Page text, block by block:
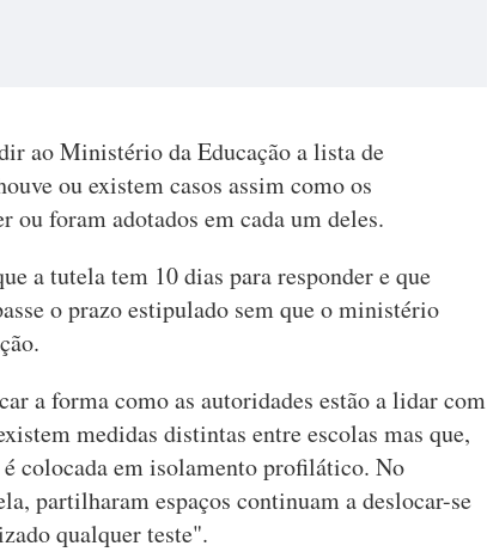
ao Ministério da Educação a lista de
ou existem casos assim como os
ou foram adotados em cada um deles.
a tutela tem 10 dias para responder e que
o prazo estipulado sem que o ministério
a forma como as autoridades estão a lidar com
medidas distintas entre escolas mas que,
colocada em isolamento profilático. No
partilharam espaços continuam a deslocar-se
qualquer teste".